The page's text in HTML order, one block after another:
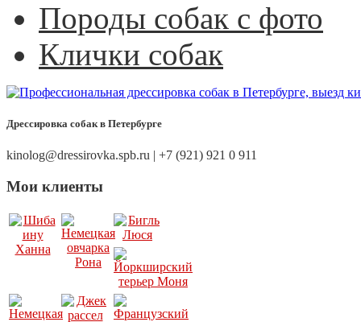
Породы собак с фото
Клички собак
Дрессировка собак в Петербурге
kinolog@dressirovka.spb.ru | +7 (921) 921 0 911
Мои клиенты